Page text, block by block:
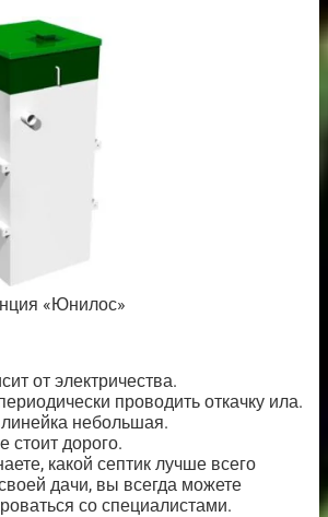
«Юнилос»
от электричества.
проводить откачку ила.
небольшая.
стоит дорого.
какой септик лучше всего
дачи, вы всегда можете
со специалистами.